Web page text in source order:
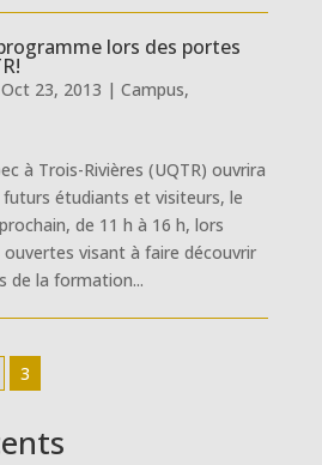
lors des portes
Oct 23, 2013 | Campus,
à Trois-Rivières (UQTR) ouvrira
étudiants et visiteurs, le
de 11 h à 16 h, lors
visant à faire découvrir
de la formation...
3